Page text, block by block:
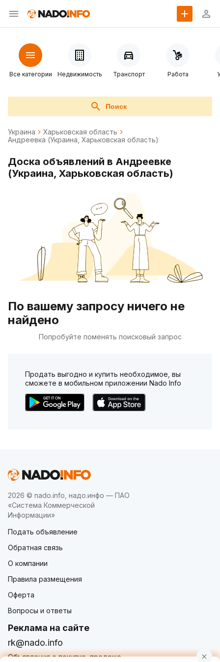
Все категории Недвижимость Транспорт Работа
Поиск
Украина
Харьковская область
Андреевка (Украина, Харьковская область)
Доска объявлений в Андреевке
(Украина, Харьковская область)
По вашему запросу ничего не
найдено
Попробуйте поменять поисковый запрос
Продать выгодно и купить необходимое, вы
сможете в мобильном приложении Nado Info
2026 © nado.info, надо.инфо — ПАО
«Система Коммерческой
Информации»
Подать объявление
Обратная связь
О компании
Правила размещения
Оферта
Вопросы и ответы
Реклама на сайте
rk@nado.info
Объявления о покупке, продаже,